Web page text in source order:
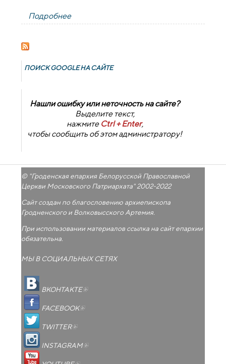
Подробнеео В Волковыск была доставлена икона
Пресвятой Богородицы «Умиление»
ПОИСК GOОGLE НА САЙТЕ
Нашли ошибку или неточность на сайте?
Выделите текст,
нажмите Ctrl + Enter,
чтобы сообщить об этом администратору!
© "Гроденская епархия Белорусской Православной
Церкви Московского Патриархата" 2002-2022
Сайт создан по благословению архиепископа
Гродненского и Волковысского Артемия.
При использовании материалов ссылка на сайт епархии
обязательна.
МЫ В СОЦИАЛЬНЫХ СЕТЯХ
ВКОНТАКТЕ
FACEBOOK
TWITTER
INSTAGRAM